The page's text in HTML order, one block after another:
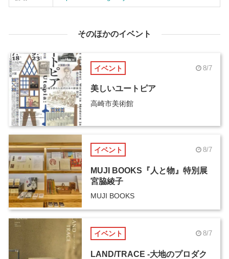
そのほかのイベント
イベント 8/7
美しいユートピア
高崎市美術館
イベント 8/7
MUJI BOOKS『人と物』特別展
宮脇綾子
MUJI BOOKS
イベント 8/7
LAND/TRACE -大地のプロダク